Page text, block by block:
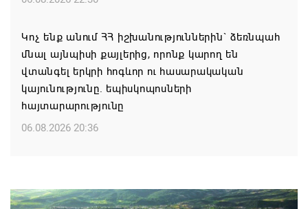
Կոչ ենք անում ՀՀ իշխանություններին` ձեռնպահ
մնալ այնպիսի քայլերից, որոնք կարող են
վտանգել երկրի հոգևոր ու հասարակական
կայունությունը. եպիսկոպոսների
հայտարարությունը
06.08.2026 20:36
այցելելուց․ Մատվիենկո